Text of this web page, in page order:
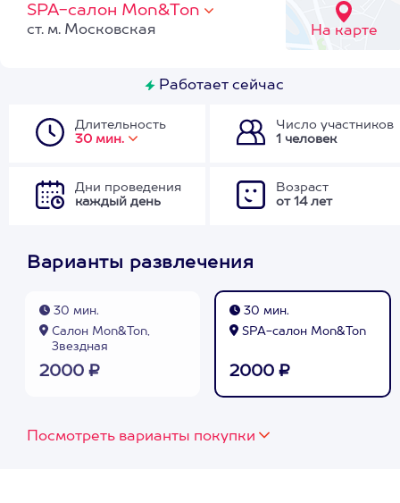
SPA-салон Mon&Ton
На карте
ст. м. Московская
Работает сейчас
Длительность
30 мин.
Число участников
1 человек
Дни проведения
каждый день
Возраст
от 14 лет
Варианты развлечения
30 мин.
Салон Mon&Ton,
Звездная
2000 ₽
30 мин.
SPA-салон Mon&Ton
2000 ₽
Посмотреть варианты покупки